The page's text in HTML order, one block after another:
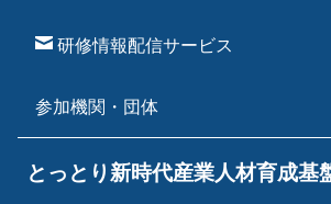
研修情報配信サービス
参加機関・団体
とっとり新時代産業人材育成基